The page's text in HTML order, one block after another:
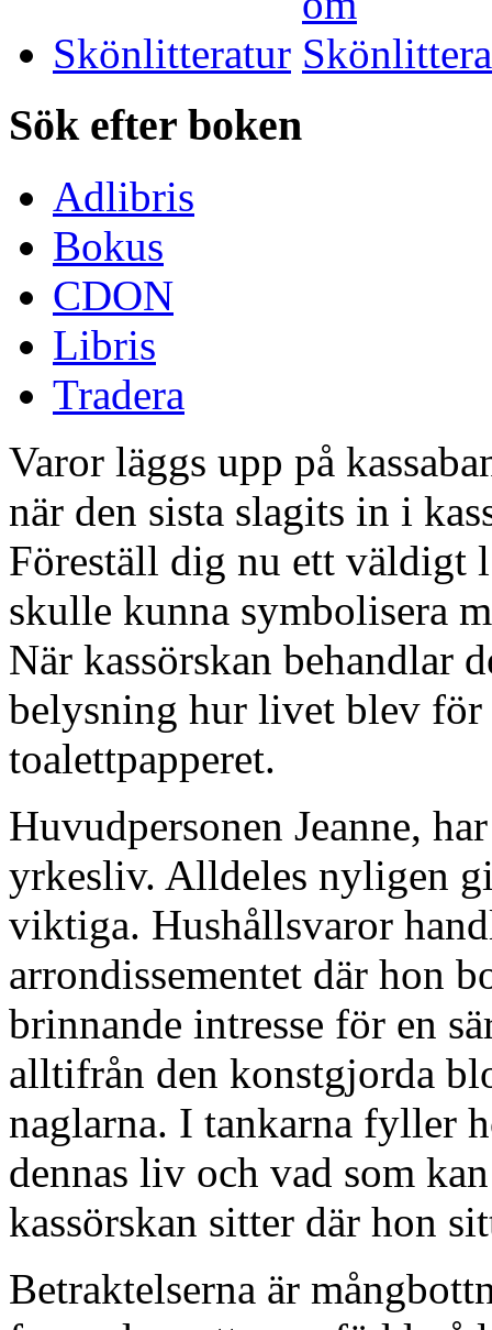
Skönlitteratur
Sök efter boken
Adlibris
Bokus
CDON
Libris
Tradera
Varor läggs upp på
när den sista slagits in i
Föreställ dig nu ett väldigt l
skulle kunna symbolisera
När kassörskan behandlar
belysning hur livet blev
toalettpapperet.
Huvudpersonen Jeanne,
yrkesliv. Alldeles nyligen
viktiga. Hushållsvaror
arrondissementet där hon
brinnande intresse för en
alltifrån den konstgjorda
naglarna. I tankarna fyller
dennas liv och vad som
kassörskan sitter där hon
Betraktelserna är